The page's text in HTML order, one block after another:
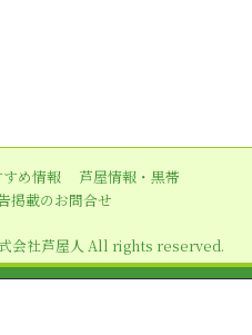
め情報
芦屋情報・黒帯
掲載のお問合せ
会社芦屋人 All rights reserved.